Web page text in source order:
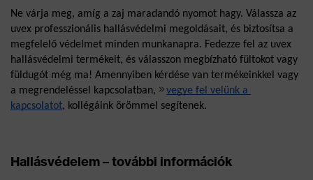
Ne várja meg, amíg a zaj maradandó nyomot hagy. Válassza az
uvex professzionális hallásvédelmi megoldásait, és biztosítsa a
megfelelő védelmet minden munkanapra. Fedezze fel az uvex
hallásvédelmi termékeit, és válasszon megbízható fültokot vagy
füldugót még ma! Amennyiben kérdése van termékeinkkel vagy
a megrendeléssel kapcsolatban,
vegye fel velünk a
kapcsolatot, kollégáink örömmel segítenek.
Hallásvédelem – további információk